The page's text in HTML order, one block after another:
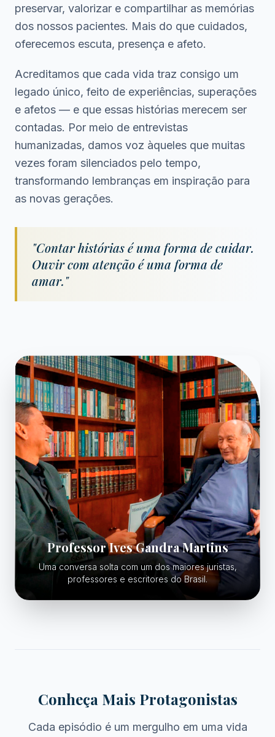
preservar, valorizar e compartilhar as memórias
dos nossos pacientes. Mais do que cuidados,
oferecemos escuta, presença e afeto.
Acreditamos que cada vida traz consigo um
legado único, feito de experiências, superações
e afetos — e que essas histórias merecem ser
contadas. Por meio de entrevistas
humanizadas, damos voz àqueles que muitas
vezes foram silenciados pelo tempo,
transformando lembranças em inspiração para
as novas gerações.
"Contar histórias é uma forma de cuidar.
Ouvir com atenção é uma forma de
amar."
Professor Ives Gandra Martins
Uma conversa solta com um dos maiores juristas,
professores e escritores do Brasil.
Conheça Mais Protagonistas
Cada episódio é um mergulho em uma vida